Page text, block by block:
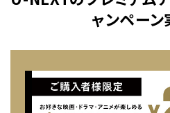
ャンペーン